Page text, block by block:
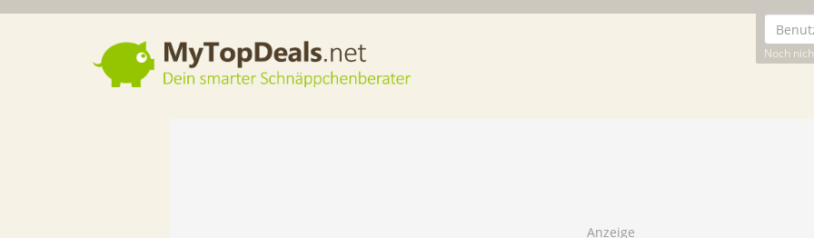
Noch
Dein smarter Schnäppchenberater